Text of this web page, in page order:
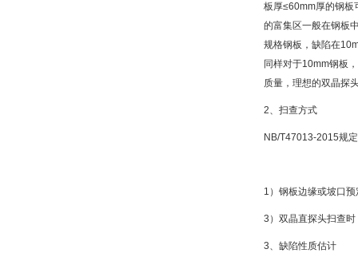
板厚≤60mm厚的钢板
的富集区一般在钢板
规格钢板，缺陷在
同样对于10mm钢板
质量，理想的双晶探
2、扫查方式
NB/T47013-2015规
1）钢板边缘或坡口
3）双晶直探头扫查
3、缺陷性质估计